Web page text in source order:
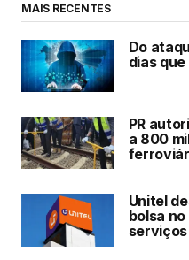
MAIS RECENTES
Do
dias
PR
a 800
Unitel
bolsa
serviços